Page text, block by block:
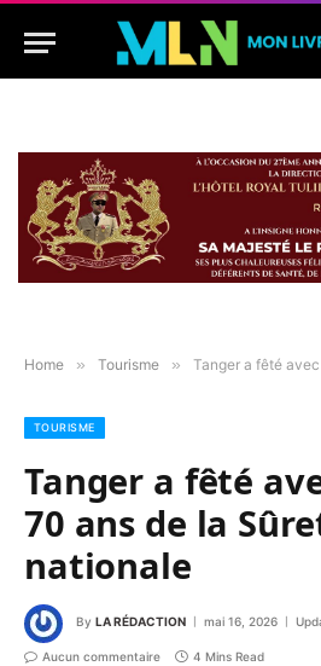
Home » Tourisme » Tanger a fêté avec
TOURISME
Tanger a fêté
70 ans de la
nationale
By LA RÉDACTION mai 16, 2026
Aucun commentaire 4 Mins Read